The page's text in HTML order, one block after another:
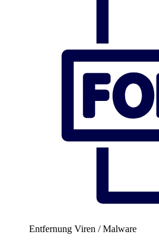
Entfernung Viren / Malware